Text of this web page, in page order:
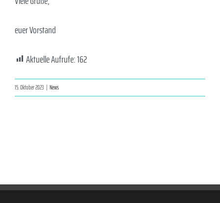
euer Vorstand
Aktuelle Aufrufe:162
15. Oktober 2023 | News